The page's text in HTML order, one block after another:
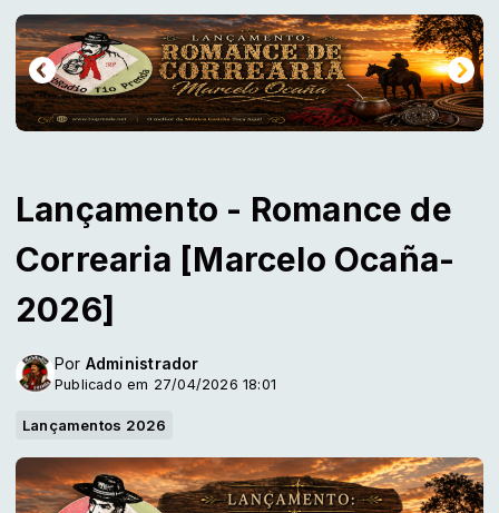
Lançamento - Romance de
Correaria [Marcelo Ocaña-
2026]
Por Administrador
Publicado em 27/04/2026 18:01
Lançamentos 2026